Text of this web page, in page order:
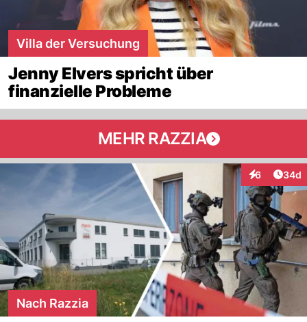
Villa der Versuchung
Jenny Elvers spricht über
finanzielle Probleme
MEHR RAZZIA
6
Interaktionen
34d
Nach Razzia